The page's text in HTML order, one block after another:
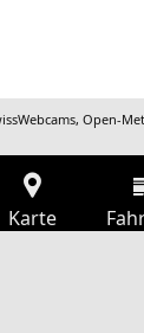
,Open-
Karte